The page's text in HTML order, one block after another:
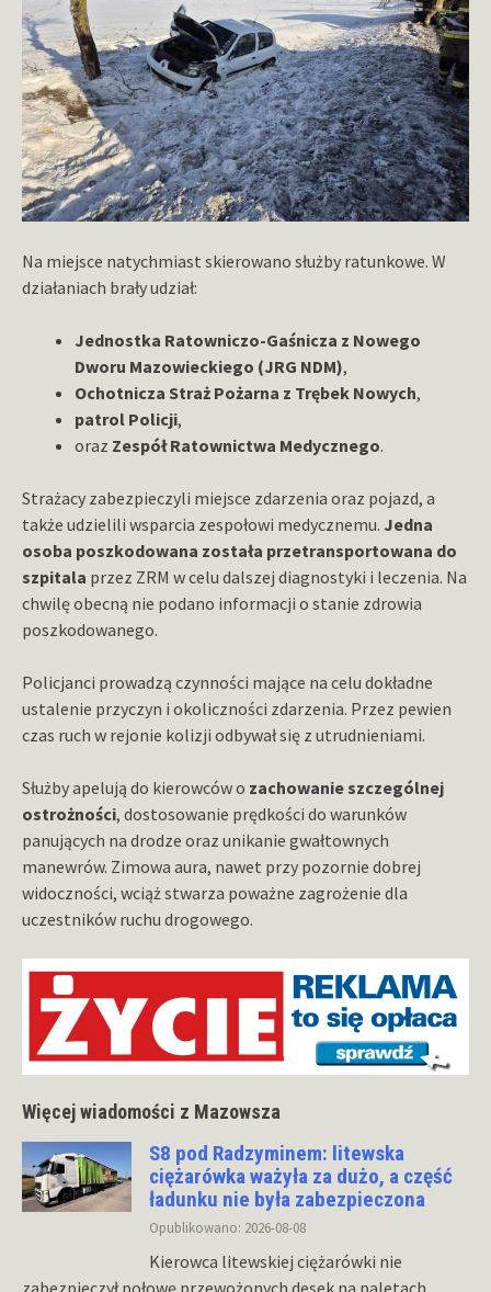
Na miejsce natychmiast skierowano służby ratunkowe. W
działaniach brały udział:
Jednostka Ratowniczo-Gaśnicza z Nowego
Dworu Mazowieckiego (JRG NDM),
Ochotnicza Straż Pożarna z Trębek Nowych,
patrol Policji,
oraz Zespół Ratownictwa Medycznego.
Strażacy zabezpieczyli miejsce zdarzenia oraz pojazd, a
także udzielili wsparcia zespołowi medycznemu. Jedna
osoba poszkodowana została przetransportowana do
szpitala przez ZRM w celu dalszej diagnostyki i leczenia. Na
chwilę obecną nie podano informacji o stanie zdrowia
poszkodowanego.
Policjanci prowadzą czynności mające na celu dokładne
ustalenie przyczyn i okoliczności zdarzenia. Przez pewien
czas ruch w rejonie kolizji odbywał się z utrudnieniami.
Służby apelują do kierowców o zachowanie szczególnej
ostrożności, dostosowanie prędkości do warunków
panujących na drodze oraz unikanie gwałtownych
manewrów. Zimowa aura, nawet przy pozornie dobrej
widoczności, wciąż stwarza poważne zagrożenie dla
uczestników ruchu drogowego.
Więcej wiadomości z Mazowsza
S8 pod Radzyminem: litewska
ciężarówka ważyła za dużo, a część
ładunku nie była zabezpieczona
Opublikowano: 2026-08-08
Kierowca litewskiej ciężarówki nie